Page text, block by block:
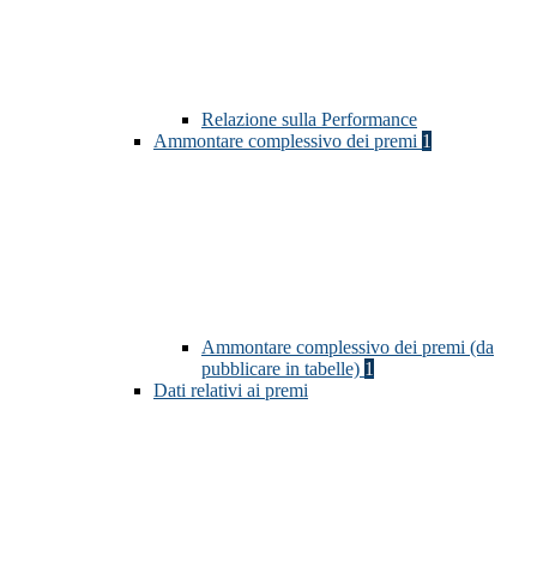
Relazione sulla Performance
Ammontare complessivo dei premi 1
Ammontare complessivo dei premi (da
pubblicare in tabelle) 1
Dati relativi ai premi